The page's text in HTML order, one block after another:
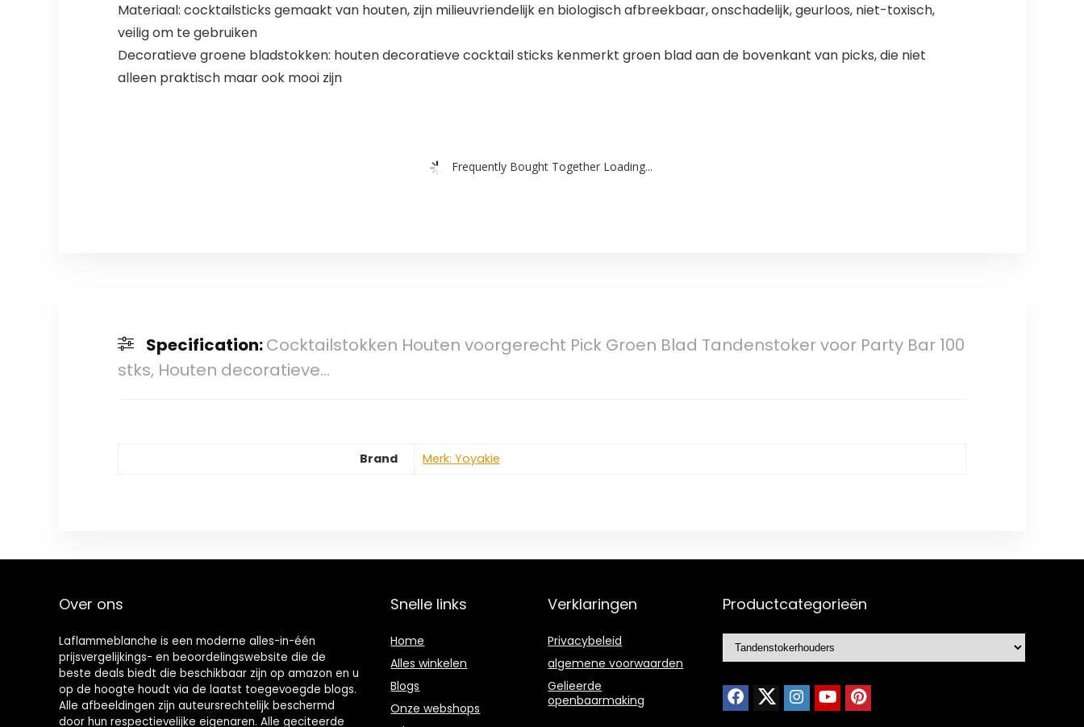
Materiaal: cocktailsticks gemaakt van houten, zijn milieuvriendelijk en biologisch afbreekbaar, onschadelijk, geurloos, niet-toxisch,
veilig om te gebruiken
Decoratieve groene bladstokken: houten decoratieve cocktail sticks kenmerkt groen blad aan de bovenkant van picks, die niet
alleen praktisch maar ook mooi zijn
Frequently Bought Together Loading...
Specification:Cocktailstokken Houten voorgerecht Pick Groen Blad Tandenstoker voor Party Bar 100
stks, Houten decoratieve…
Brand Merk: Yoyakie
Over ons
Laflammeblanche is een moderne alles-in-één
prijsvergelijkings- en beoordelingswebsite die de
beste deals biedt die beschikbaar zijn op amazon en u
op de hoogte houdt via de laatst toegevoegde blogs.
Alle afbeeldingen zijn auteursrechtelijk beschermd
door hun respectievelijke eigenaren. Alle geciteerde
Snelle links
Home
Alles winkelen
Blogs
Onze webshops
Verklaringen
Privacybeleid
algemene voorwaarden
Gelieerde
openbaarmaking
Productcategorieën